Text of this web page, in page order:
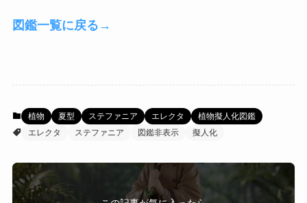
図鑑一覧に戻る →
植物 夏型 ステファニア エレクタ
植物擬人化図鑑
エレクタ
ステファニア 図鑑非表示 擬人化